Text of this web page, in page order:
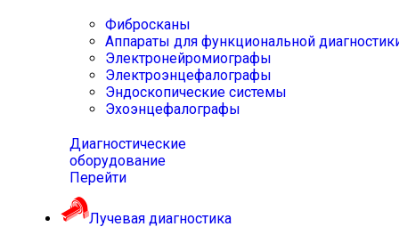
Фибросканы
Аппараты для функциональной
Электронейромиографы
Электроэнцефалографы
Эндоскопические системы
Эхоэнцефалографы
Диагностические
оборудование
Перейти
Лучевая диагностика